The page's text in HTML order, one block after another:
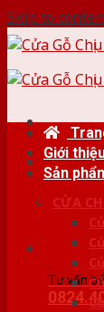
Skip to
Tư vấn
Giới
Sản
CỬA